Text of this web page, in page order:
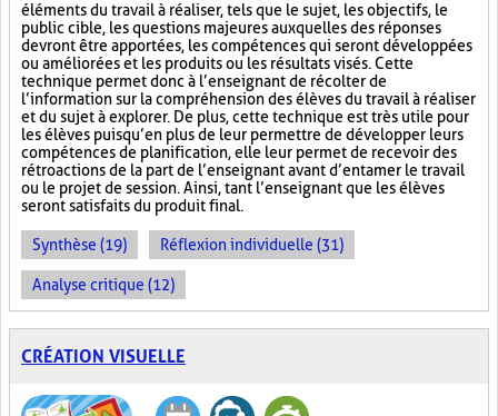
éléments du travail à réaliser, tels que le sujet, les objectifs, le
public cible, les questions majeures auxquelles des réponses
devront être apportées, les compétences qui seront développées
ou améliorées et les produits ou les résultats visés. Cette
technique permet donc à l’enseignant de récolter de
l’information sur la compréhension des élèves du travail à réaliser
et du sujet à explorer. De plus, cette technique est très utile pour
les élèves puisqu’en plus de leur permettre de développer leurs
compétences de planification, elle leur permet de recevoir des
rétroactions de la part de l’enseignant avant d’entamer le travail
ou le projet de session. Ainsi, tant l’enseignant que les élèves
seront satisfaits du produit final.
Synthèse (19) Réflexion individuelle (31)
Analyse critique (12)
CRÉATION VISUELLE